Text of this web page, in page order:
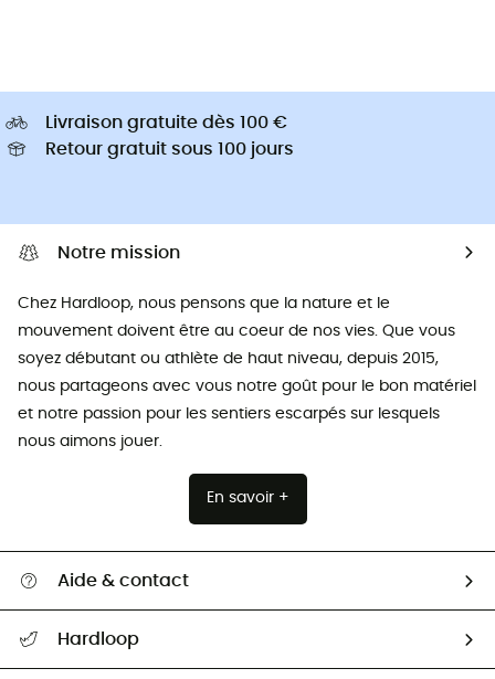
Livraison gratuite dès 100 €
Retour gratuit sous 100 jours
Notre mission
Chez Hardloop, nous pensons que la nature et le
mouvement doivent être au coeur de nos vies. Que vous
soyez débutant ou athlète de haut niveau, depuis 2015,
nous partageons avec vous notre goût pour le bon matériel
et notre passion pour les sentiers escarpés sur lesquels
nous aimons jouer.
En savoir +
Aide & contact
Retour & remboursement
Hardloop